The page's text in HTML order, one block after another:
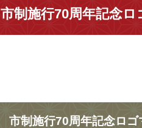
市制施行70周年記念
市制施行70周年記念ロ